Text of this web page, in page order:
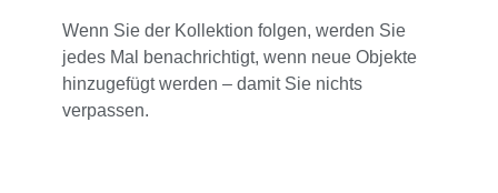
Wenn Sie der Kollektion folgen, werden Sie
jedes Mal benachrichtigt, wenn neue Objekte
hinzugefügt werden – damit Sie nichts
verpassen.